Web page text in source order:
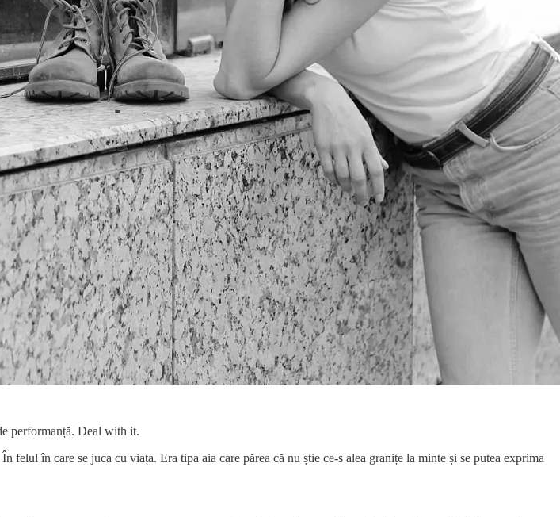
performanță. Deal with it.
în care se juca cu viața. Era tipa aia care părea că nu știe ce-s alea granițe la minte și se putea exprima